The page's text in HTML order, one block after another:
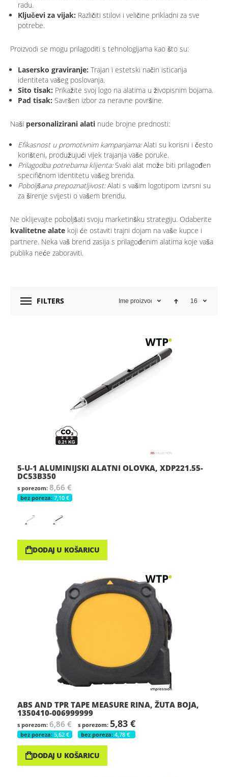
radu.
Ključevi za vijak: Različiti stilovi i veličine prikladni za sve
potrebe.
Proizvodi se mogu prilagoditi s tehnologijama kao što su:
Lasersko graviranje: Trajan i estetski način isticanja
identiteta vašeg poslovanja.
Sito tisak: Prikažite svoj logo na alatima u živopisnim bojama.
Pad tisak: Savršen izbor za neravne površine.
Naši personalizirani alati nude brojne prednosti:
Efikasnost u promotivnim kampanjama:Alati su korisni i često
korišteni, produžujući vijek trajanja vaše poruke.
Prilagodba potrebama klijenta:Svaki alat može biti prilagođen
specifičnom identitetu vašeg brenda.
Poboljšana prepoznatljivost:Alati s vašim logotipom izvrsni su
za širenje svijesti o vašem brendu.
Ne oklijevajte poboljšati svoju marketinšku strategiju. Odaberite
kvalitetne alate koji će ostaviti trajni dojam na vaše kupce i
partnere. Neka vaš brend zasija s prilagođenim alatima koje vaša
publika neće zaboraviti.
FILTERS Ime proizvoda 16
5-U-1 ALUMINIJSKI ALATNI OLOVKA, XDP221.55-
DC53B350
8,66 €
7,10 €
DODAJ U KOŠARICU
ABS AND TPR TAPE MEASURE RINA, ŽUTA BOJA,
1350410-006999999
6,86 €
5,62 €
5,83 €
4,78 €
DODAJ U KOŠARICU